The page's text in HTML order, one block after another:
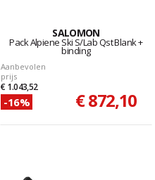
SALOMON
Pack Alpiene Ski S/Lab Qst Blank +
binding
Aanbevolen
prijs
€ 1.043,52
-16% € 872,10